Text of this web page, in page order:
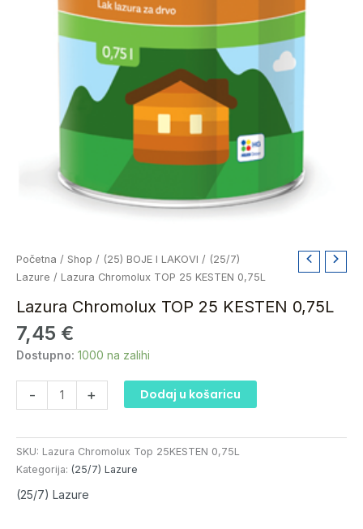
Početna / Shop / (25) BOJE I LAKOVI / (25/7)
Lazure / Lazura Chromolux TOP 25 KESTEN 0,75L
Lazura Chromolux TOP 25 KESTEN 0,75L
7,45 €
Dostupno: 1000 na zalihi
-
Lazura
Chromolux
25
KESTEN
0,75L
količina
+ Dodaj u košaricu
SKU: Lazura Chromolux Top 25KESTEN 0,75L
Kategorija: (25/7) Lazure
(25/7) Lazure